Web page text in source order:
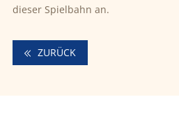
dieser Spielbahn an.
ZURÜCK